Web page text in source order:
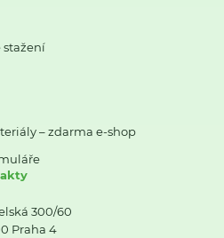
stažení
– zdarma e-shop
300/60
Praha 4